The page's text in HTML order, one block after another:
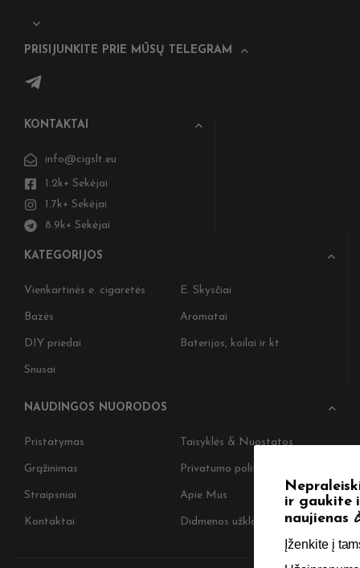
PRISIJUNKITE PRIE MŪSŲ TELEGRAM
KONTAKTAI
info@cigslt.eu
1.2k+ Sekėjai
1.7k+ Sekėjai
8.9k+ Sekėjai
KATEGORIJOS
Vienkartinės e. cigaretės E. Skysčiai
Bazės Aromatai
DIY priedai Baterijos, koilai ir kt
Snusai
NAUDINGOS NUORODOS
Pristatymas Taisyklės & Nuostatos
Grąžinimas Privatumo politika
Straipsniai Apie Mus
Kontaktai Didmenos užklausos
Nepraleiskite progos!
ir gaukite išskirtinius pasiūlymus bei